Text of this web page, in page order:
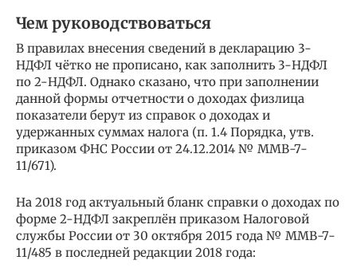
Чем руководствоваться
В правилах внесения сведений в декларацию 3-
НДФЛ чётко не прописано, как заполнить 3-НДФЛ
по 2-НДФЛ. Однако сказано, что при заполнении
данной формы отчетности о доходах физлица
показатели берут из справок о доходах и
удержанных суммах налога (п. 1.4 Порядка, утв.
приказом ФНС России от 24.12.2014 № ММВ-7-
11/671).
На 2018 год актуальный бланк справки о доходах по
форме 2-НДФЛ закреплён приказом Налоговой
службы России от 30 октября 2015 года № ММВ-7-
11/485 в последней редакции 2018 года: